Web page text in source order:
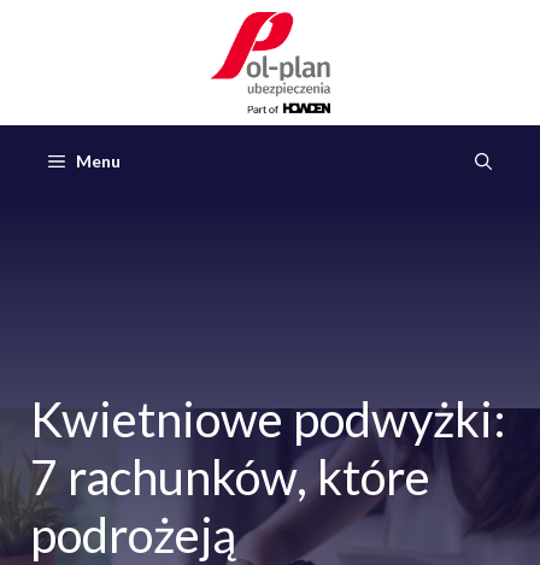
Menu
Kwietniowe podwyżki:
7 rachunków, które
podrożeją